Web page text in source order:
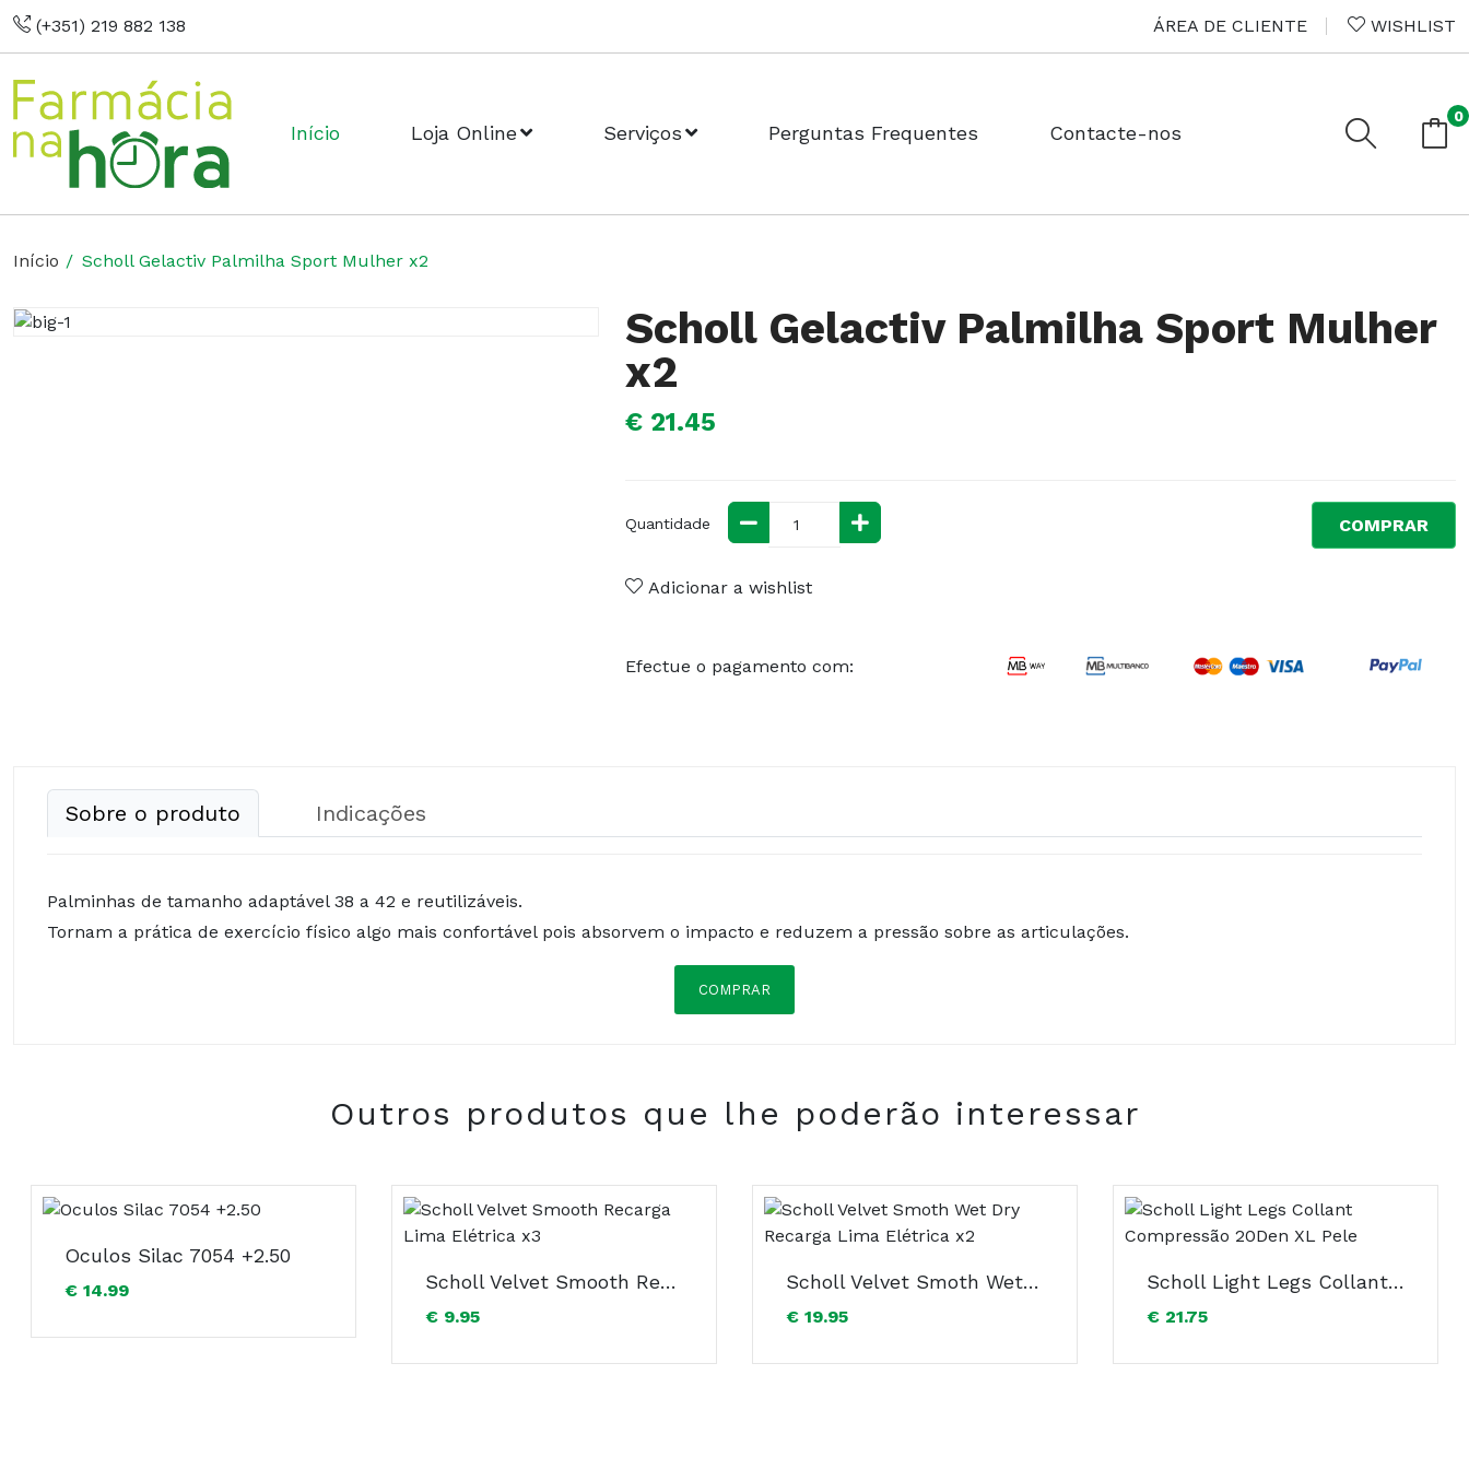
(+351) 219 882 138 ÁREA DE CLIENTE WISHLIST
Início Loja Online Serviços Perguntas Frequentes Contacte-nos
0
Início Scholl Gelactiv Palmilha Sport Mulher x2
Scholl Gelactiv Palmilha Sport Mulher
x2
€ 21.45
Quantidade COMPRAR
Adicionar a wishlist
Efectue o pagamento com:
Sobre o produto Indicações
Palminhas de tamanho adaptável 38 a 42 e reutilizáveis.
Tornam a prática de exercício físico algo mais confortável pois absorvem o impacto e reduzem a pressão sobre as articulações.
COMPRAR
Outros produtos que lhe poderão interessar
Oculos Silac 7054 +2.50
€ 14.99 Scholl Velvet Smooth Recarga Lima Elétrica x3
€ 9.95
Scholl Velvet Smoth Wet Dry Recarga Lima Elétrica x2
€ 19.95
Scholl Light Legs Collant Compressão 20Den XL Pele
€ 21.75